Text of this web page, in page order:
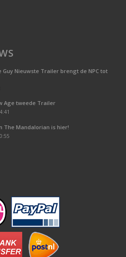
Guy Nieuwste Trailer brengt de NPC tot
Age tweede Trailer
The Mandalorian is hier!